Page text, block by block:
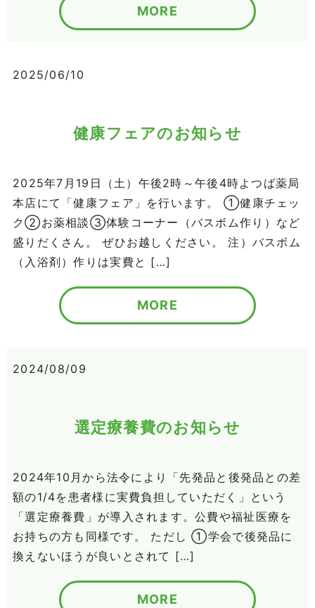
MORE
2025/06/10
健康フェアのお知らせ
2025年7月19日（土）午後2時～午後4時よつば薬局
本店にて「健康フェア」を行います。 ①健康チェッ
ク②お薬相談③体験コーナー（バスボム作り）など
盛りだくさん。 ぜひお越しください。 注）バスボム
（入浴剤）作りは実費と […]
MORE
2024/08/09
選定療養費のお知らせ
2024年10月から法令により「先発品と後発品との差
額の1/4を患者様に実費負担していただく」という
「選定療養費」が導入されます。公費や福祉医療を
お持ちの方も同様です。 ただし ①学会で後発品に
換えないほうが良いとされて […]
MORE